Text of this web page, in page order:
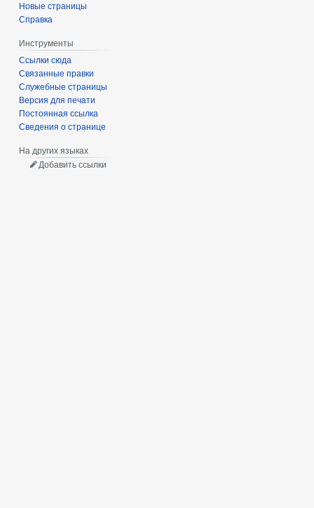
Новые страницы
Справка
Инструменты
Ссылки сюда
Связанные правки
Служебные страницы
Версия для печати
Постоянная ссылка
Сведения о странице
На других языках
Добавить ссылки